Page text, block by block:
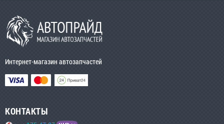
Интернет-магазин автозапчастей
КОНТАКТЫ